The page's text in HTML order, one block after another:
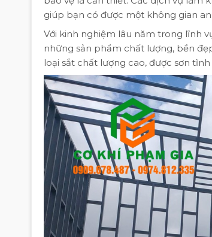
giúp bạn có được một không gian
Với kinh nghiệm lâu năm trong lĩnh
những sản phẩm chất lượng, bền
loại sắt chất lượng cao, được sơn